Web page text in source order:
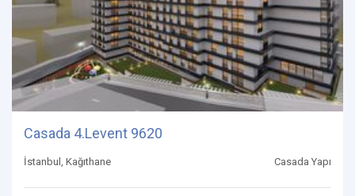
Casada 4.Levent 9620
İstanbul, Kağıthane Casada Yapı